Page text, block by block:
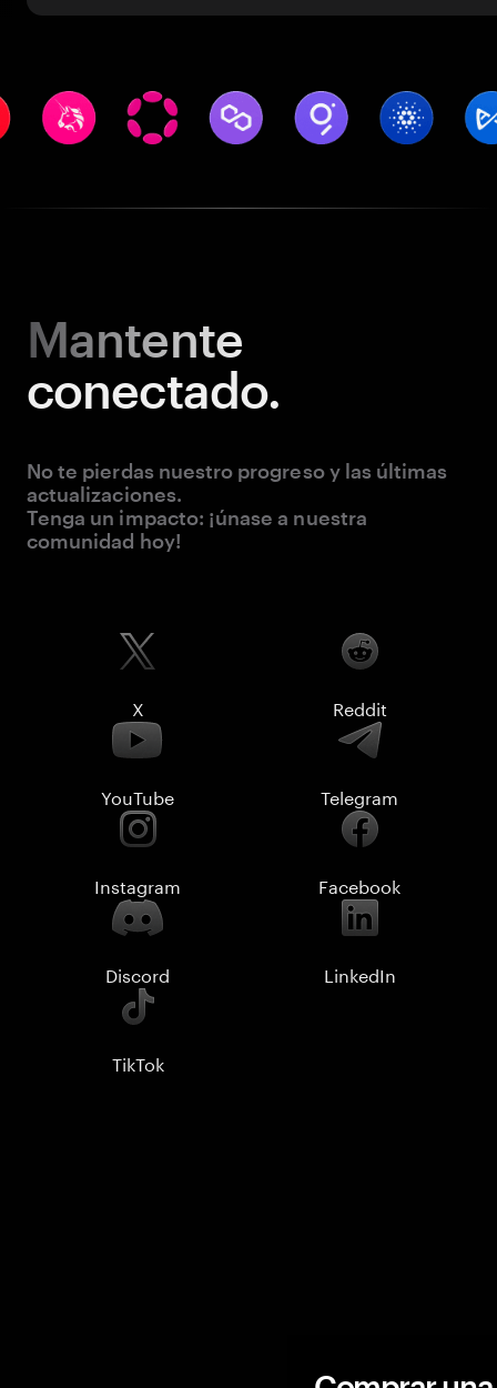
Mantente
conectado.
No te pierdas nuestro progreso y las últimas
actualizaciones.
Tenga un impacto: ¡únase a nuestra
comunidad hoy!
X Reddit
YouTube Telegram
Instagram Facebook
Discord LinkedIn
TikTok